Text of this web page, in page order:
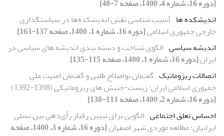
[دوره 16، شماره 4، 1400، صفحه 7-48]
اندیشکده ها آسیب شناسی نقش اندیشکده‌ها در سیاستگذاری
خارجی جمهوری اسلامی[دوره 16، شماره 1، 1400، صفحه 137-163]
اندیشه سیاسی الگوی شناخت و دسته بندیِ اندیشه های سیاسی در
ایران[دوره 16، شماره 1، 1400، صفحه 115-135]
اتصالات ریزوماتیک گفتمان نواصلاح طلبی و گفتمان امنیت ملی
جمهوری اسلامی ایران؛ زیست-جنبش های ریزوماتیکی (1398-1392)
[دوره 16، شماره 2، 1400، صفحه 111-138]
احساس تعلق اجتماعی الگویی برای تبیین رفتار رأی‌دهی بین نسلی
ایرانیان؛ مطالعه موردی شهر اصفهان
[دوره 16، شماره 3، 1400، صفحه